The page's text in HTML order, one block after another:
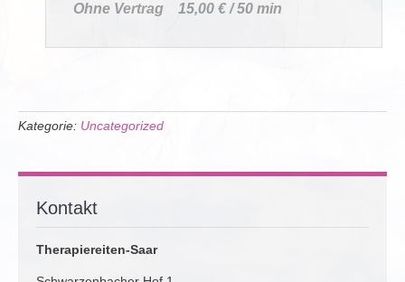
Ohne Vertrag 15,00 € / 50 min
Kategorie: Uncategorized
Kontakt
Therapiereiten-Saar